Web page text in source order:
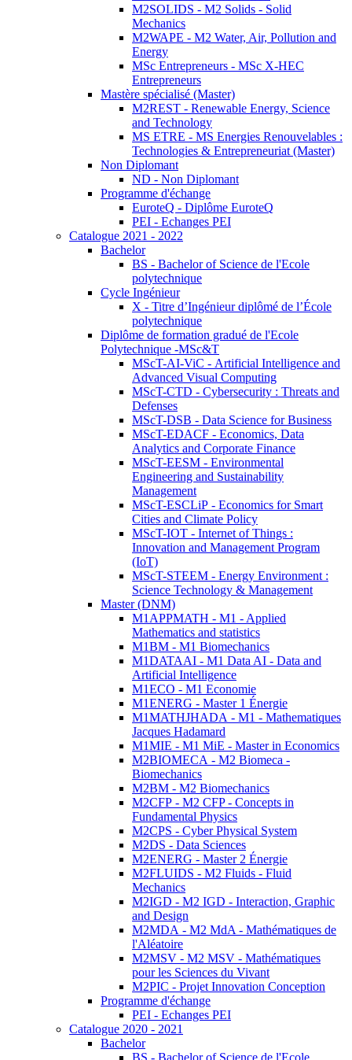
M2SOLIDS - M2 Solids - Solid
Mechanics
M2WAPE - M2 Water, Air, Pollution and
Energy
MSc Entrepreneurs - MSc X-HEC
Entrepreneurs
Mastère spécialisé (Master)
M2REST - Renewable Energy, Science
and Technology
MS ETRE - MS Energies Renouvelables :
Technologies & Entrepreneuriat (Master)
Non Diplomant
ND - Non Diplomant
Programme d'échange
EuroteQ - Diplôme EuroteQ
PEI - Echanges PEI
Catalogue 2021 - 2022
Bachelor
BS - Bachelor of Science de l'Ecole
polytechnique
Cycle Ingénieur
X - Titre d’Ingénieur diplômé de l’École
polytechnique
Diplôme de formation gradué de l'Ecole
Polytechnique -MSc&T
MScT-AI-ViC - Artificial Intelligence and
Advanced Visual Computing
MScT-CTD - Cybersecurity : Threats and
Defenses
MScT-DSB - Data Science for Business
MScT-EDACF - Economics, Data
Analytics and Corporate Finance
MScT-EESM - Environmental
Engineering and Sustainability
Management
MScT-ESCLiP - Economics for Smart
Cities and Climate Policy
MScT-IOT - Internet of Things :
Innovation and Management Program
(IoT)
MScT-STEEM - Energy Environment :
Science Technology & Management
Master (DNM)
M1APPMATH - M1 - Applied
Mathematics and statistics
M1BM - M1 Biomechanics
M1DATAAI - M1 Data AI - Data and
Artificial Intelligence
M1ECO - M1 Economie
M1ENERG - Master 1 Énergie
M1MATHJHADA - M1 - Mathematiques
Jacques Hadamard
M1MIE - M1 MiE - Master in Economics
M2BIOMECA - M2 Biomeca -
Biomechanics
M2BM - M2 Biomechanics
M2CFP - M2 CFP - Concepts in
Fundamental Physics
M2CPS - Cyber Physical System
M2DS - Data Sciences
M2ENERG - Master 2 Énergie
M2FLUIDS - M2 Fluids - Fluid
Mechanics
M2IGD - M2 IGD - Interaction, Graphic
and Design
M2MDA - M2 MdA - Mathématiques de
l'Aléatoire
M2MSV - M2 MSV - Mathématiques
pour les Sciences du Vivant
M2PIC - Projet Innovation Conception
Programme d'échange
PEI - Echanges PEI
Catalogue 2020 - 2021
Bachelor
BS - Bachelor of Science de l'Ecole